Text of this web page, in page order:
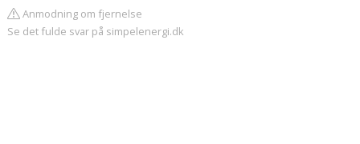
Anmodning om fjernelse
Se det fulde svar på simpelenergi.dk